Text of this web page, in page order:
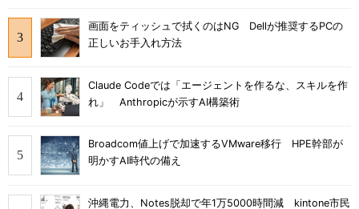
画面をティッシュで拭くのはNG Dellが推奨するPCの
正しいお手入れ方法
Claude Codeでは「エージェントを作るな、スキルを作
れ」 Anthropicが示すAI構築術
Broadcom値上げで加速するVMware移行 HPE幹部が
明かすAI時代の備え
沖縄電力、Notes脱却で年1万5000時間減 kintone市民